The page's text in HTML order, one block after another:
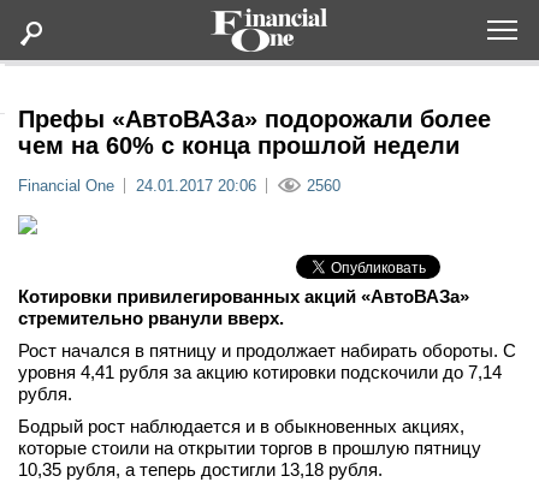
Статьи
Lifestyle
Мероприятия
Новости
Префы «АвтоВАЗа» подорожали более
чем на 60% с конца прошлой недели
Financial One 24.01.2017 20:06 2560
Котировки привилегированных акций «АвтоВАЗа»
стремительно рванули вверх.
Рост начался в пятницу и продолжает набирать обороты. С
уровня 4,41 рубля за акцию котировки подскочили до 7,14
рубля.
Бодрый рост наблюдается и в обыкновенных акциях,
которые стоили на открытии торгов в прошлую пятницу
10,35 рубля, а теперь достигли 13,18 рубля.